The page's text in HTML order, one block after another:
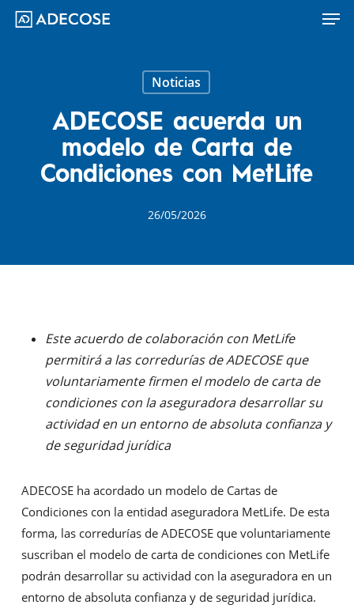
Skip
Noticias
ADECOSE acuerda un
modelo de Carta de
Condiciones con MetLife
26/05/2026
Este acuerdo de colaboración con MetLife
permitirá a las corredurías de ADECOSE que
voluntariamente firmen el modelo de carta de
condiciones con la aseguradora desarrollar su
actividad en un entorno de absoluta confianza y
de seguridad jurídica
ADECOSE ha acordado un modelo de Cartas de
Condiciones con la entidad aseguradora MetLife. De esta
forma, las corredurías de ADECOSE que voluntariamente
suscriban el modelo de carta de condiciones con MetLife
podrán desarrollar su actividad con la aseguradora en un
entorno de absoluta confianza y de seguridad jurídica.